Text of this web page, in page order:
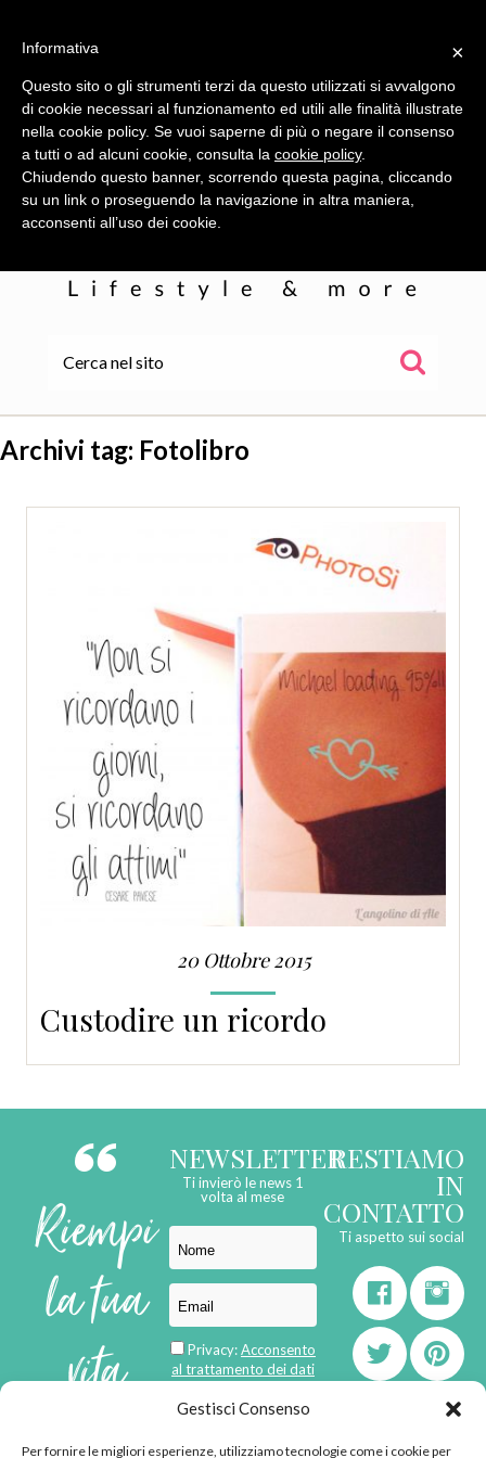
Gestisci Consenso
Per fornire le migliori esperienze, utilizziamo tecnologie come i cookie per
SERVIZI
CONTATTI
Archivi tag: Fotolibro
20 Ottobre 2015
Custodire un ricordo
Riempi
la tua
vita
NEWSLETTER
Ti invierò le news 1
volta al mese
Privacy:Acconsento
al trattamento dei dati
RESTIAMO
IN
CONTATTO
Ti aspetto sui social
×
Informativa
Questo sito o gli strumenti terzi da questo utilizzati si avvalgono
di cookie necessari al funzionamento ed utili alle finalità illustrate
nella cookie policy. Se vuoi saperne di più o negare il consenso
a tutti o ad alcuni cookie, consulta la cookie policy.
Chiudendo questo banner, scorrendo questa pagina, cliccando
su un link o proseguendo la navigazione in altra maniera,
acconsenti all’uso dei cookie.